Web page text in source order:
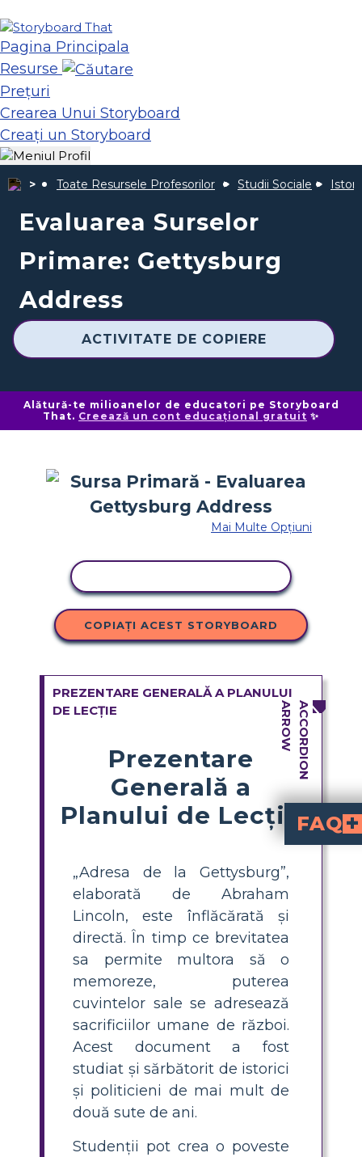
Pagina Principala
Resurse
Prețuri
Crearea Unui Storyboard
Creați un Storyboard
Toate Resursele Profesorilor Studii Sociale
Evaluarea Surselor
Primare: Gettysburg
Address
ACTIVITATE DE COPIERE
Alătură-te milioanelor de educatori pe Storyboard
That. Creează un cont educațional gratuit ✨
Mai Multe Opțiuni
COPIAȚI ACEST STORYBOARD
PREZENTARE GENERALĂ A PLANULUI
DE LECȚIE
Prezentare
Generală a
Planului de Lecție
„Adresa de la Gettysburg”,
elaborată de Abraham
Lincoln, este înflăcărată și
directă. În timp ce brevitatea
sa permite multora să o
memoreze, puterea
cuvintelor sale se adresează
sacrificiilor umane de război.
Acest document a fost
studiat și sărbătorit de istorici
și politicieni de mai mult de
două sute de ani.
Studenții pot crea o poveste
FAQ